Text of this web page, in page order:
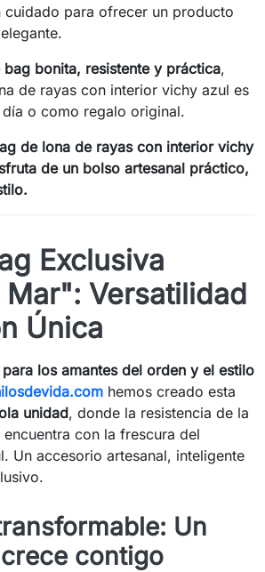
cuidado para ofrecer un producto
bag bonita, resistente y práctica,
de rayas con interior vichy azul es
o como regalo original.
de lona de rayas con interior vichy
de un bolso artesanal práctico,
Exclusiva
Mar": Versatilidad
Única
los amantes del orden y el estilo
hemos creado esta
unidad, donde la resistencia de la
con la frescura del
Un accesorio artesanal, inteligente
Un
contigo